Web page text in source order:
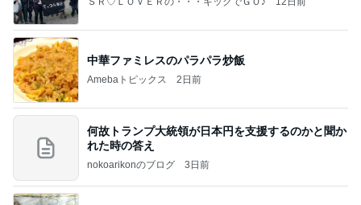
中華ファミレスのパラパラ炒飯
Amebaトピックス 2日前
何故トランプ大統領が日本円を支援するのかと聞か
れた時の答え
nokoarikonのブログ 3日前